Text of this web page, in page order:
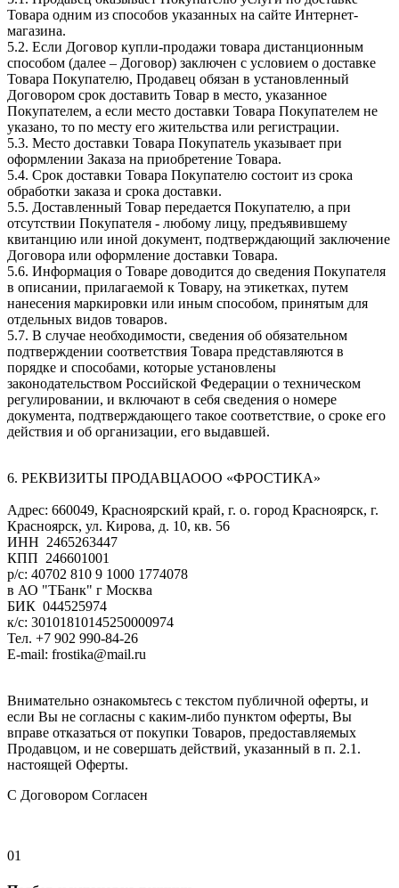
Товара одним из способов указанных на сайте Интернет-
магазина.
5.2. Если Договор купли-продажи товара дистанционным
способом (далее – Договор) заключен с условием о доставке
Товара Покупателю, Продавец обязан в установленный
Договором срок доставить Товар в место, указанное
Покупателем, а если место доставки Товара Покупателем не
указано, то по месту его жительства или регистрации.
5.3. Место доставки Товара Покупатель указывает при
оформлении Заказа на приобретение Товара.
5.4. Срок доставки Товара Покупателю состоит из срока
обработки заказа и срока доставки.
5.5. Доставленный Товар передается Покупателю, а при
отсутствии Покупателя - любому лицу, предъявившему
квитанцию или иной документ, подтверждающий заключение
Договора или оформление доставки Товара.
5.6. Информация о Товаре доводится до сведения Покупателя
в описании, прилагаемой к Товару, на этикетках, путем
нанесения маркировки или иным способом, принятым для
отдельных видов товаров.
5.7. В случае необходимости, сведения об обязательном
подтверждении соответствия Товара представляются в
порядке и способами, которые установлены
законодательством Российской Федерации о техническом
регулировании, и включают в себя сведения о номере
документа, подтверждающего такое соответствие, о сроке его
действия и об организации, его выдавшей.
6. РЕКВИЗИТЫ ПРОДАВЦАООО «ФРОСТИКА»
Адрес: 660049, Красноярский край, г. о. город Красноярск, г.
Красноярск, ул. Кирова, д. 10, кв. 56
ИНН 2465263447
КПП 246601001
р/с: 40702 810 9 1000 1774078
в АО "ТБанк" г Москва
БИК 044525974
к/с: 30101810145250000974
Тел. +7 902 990-84-26
Е-mail: frostika@mail.ru
Внимательно ознакомьтесь с текстом публичной оферты, и
если Вы не согласны с каким-либо пунктом оферты, Вы
вправе отказаться от покупки Товаров, предоставляемых
Продавцом, и не совершать действий, указанный в п. 2.1.
настоящей Оферты.
С Договором Согласен
01